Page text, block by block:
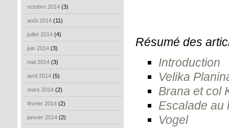
octobre 2014 (3)
août 2014 (11)
juillet 2014 (4)
juin 2014 (3)
mai 2014 (3)
avril 2014 (5)
mars 2014 (2)
février 2014 (2)
janvier 2014 (2)
Résumé des
Introduction
Velika
Brana et col
Escalade au
Vogel